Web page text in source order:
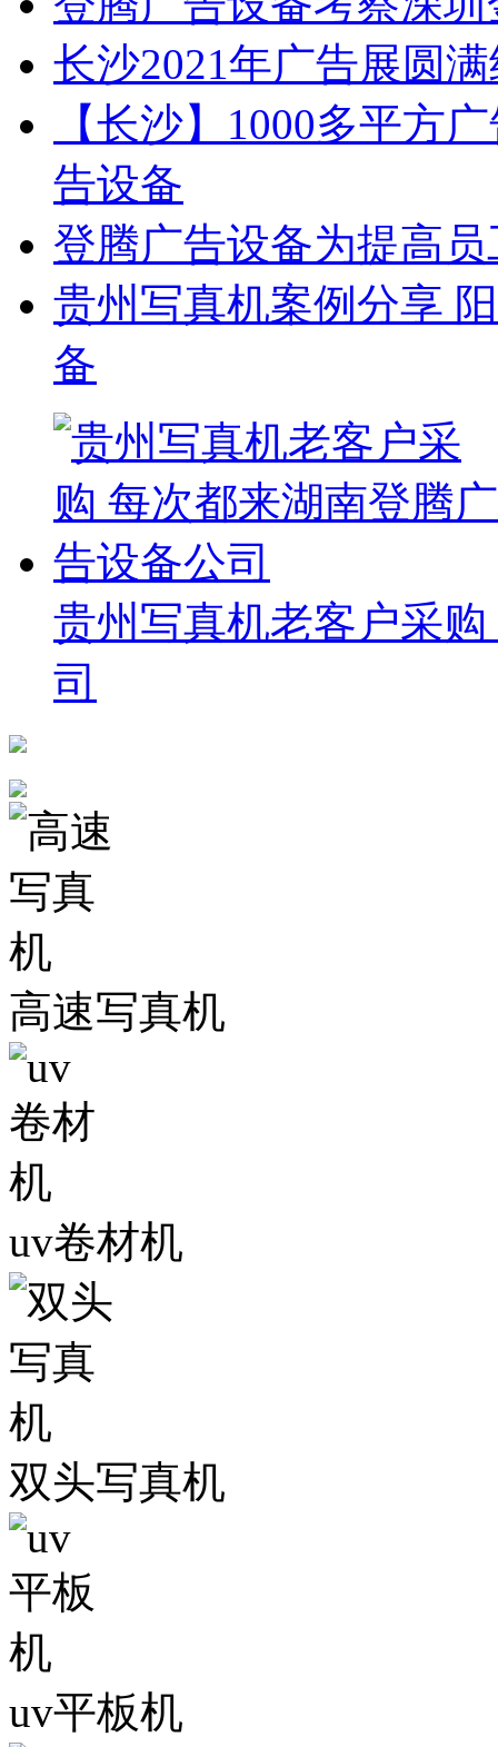
长沙2021年广告展圆
【长沙】1000多平方
告设备
登腾广告设备为提高
贵州写真机案例分享
备
贵州写真机老客户采
司
高速写真机
uv卷材机
双头写真机
uv平板机